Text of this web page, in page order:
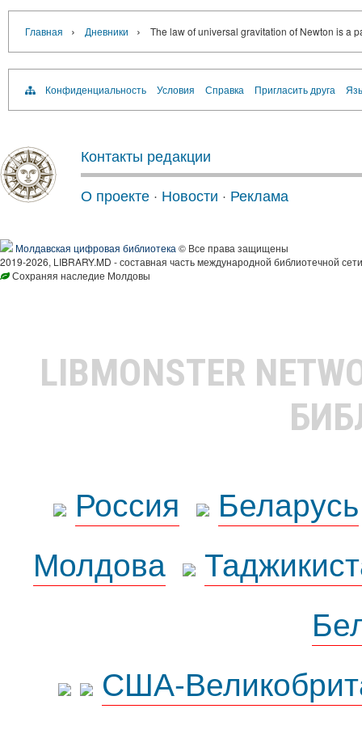
Главная › Дневники › The law of universal gravitation of Newton is a
Конфиденциальность Условия Справка Пригласить друга
Контакты редакции
О проекте · Новости · Реклама
Молдавская цифровая библиотека © Все права защищены
2019-2026, LIBRARY.MD - составная часть международной библиотечной
Сохраняя наследие Молдовы
LIBMONSTER
Россия
Беларусь
Молдова
США-